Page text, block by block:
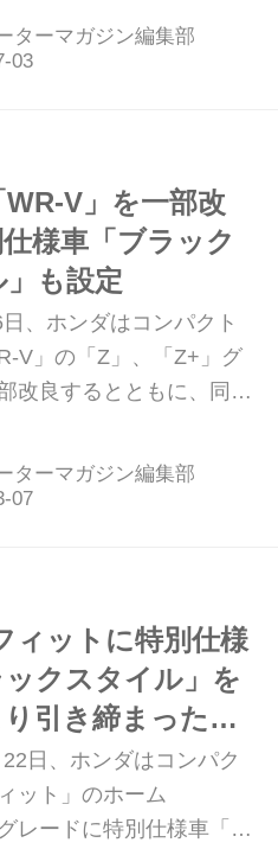
に日本法人BYD Auto
3周年を迎えるのを記念し
げられている。
ターマガジン編集部
V」を一部改
仕様車「ブラック
も設定
、ホンダはコンパクト
V」の「Z」、「Z+」グ
改良するとともに、同グ
ックを基調とした内外装
した特別仕様車「ブラッ
BLACK STYLE）」を設
ターマガジン編集部
ィットに特別仕様
クスタイル」を
引き締まったデ
性的に
日、ホンダはコンパク
ット」のホーム
レードに特別仕様車「ブ